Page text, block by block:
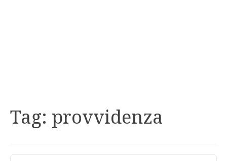
Tag: provvidenza